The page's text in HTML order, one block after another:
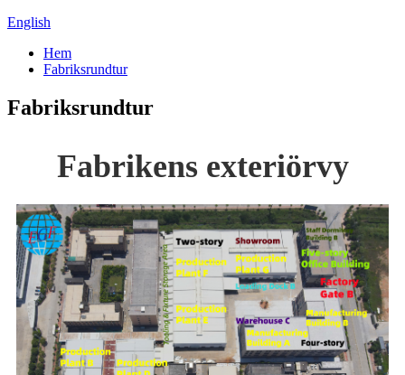
English
Hem
Fabriksrundtur
Fabriksrundtur
Fabrikens exteriörvy